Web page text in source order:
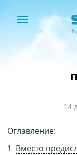
14
Оглавление:
Вместо